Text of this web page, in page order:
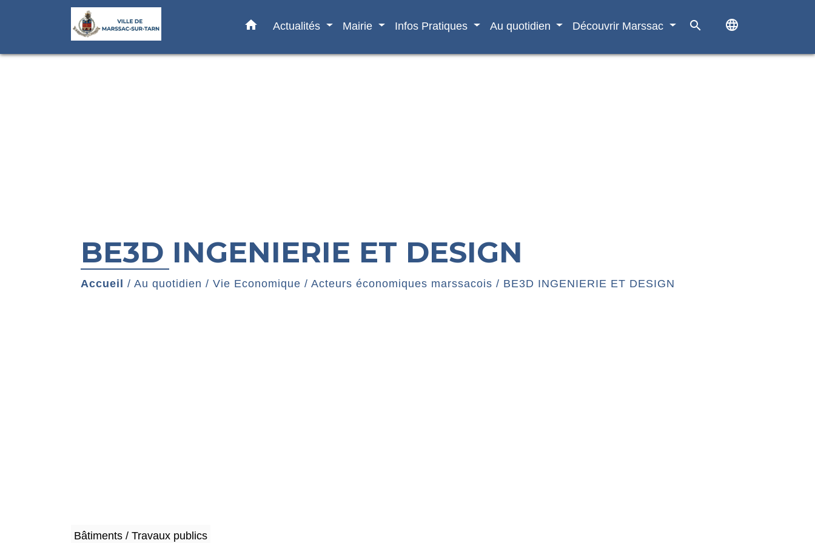
home Actualités Mairie Infos Pratiques Au quotidien Découvrir Marssac search language
BE3D INGENIERIE ET DESIGN
Accueil / Au quotidien / Vie Economique / Acteurs économiques marssacois / BE3D INGENIERIE ET DESIGN
Bâtiments / Travaux publics